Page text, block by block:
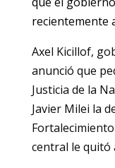
recientemente
Axel Kicillof,
anunció que
Justicia de la
Javier Milei la
central le quitó